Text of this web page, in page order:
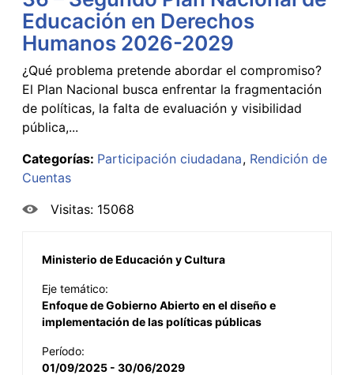
Educación en Derechos
Humanos 2026-2029
¿Qué problema pretende abordar el compromiso?
El Plan Nacional busca enfrentar la fragmentación
de políticas, la falta de evaluación y visibilidad
pública,...
Categorías: Participación ciudadana Rendición de
Cuentas
Visitas: 15068
Ministerio de Educación y Cultura
Eje temático:
Enfoque de Gobierno Abierto en el diseño e
implementación de las políticas públicas
Período:
01/09/2025 - 30/06/2029